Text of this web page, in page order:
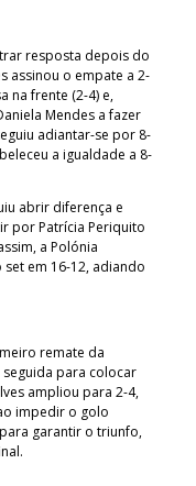
resposta depois do
assinou o empate a 2-
na frente (2-4) e,
Mendes a fazer
adiantar-se por 8-
a igualdade a 8-
abrir diferença e
por Patrícia Periquito
a Polónia
em 16-12, adiando
remate da
para colocar
ampliou para 2-4,
impedir o golo
garantir o triunfo,